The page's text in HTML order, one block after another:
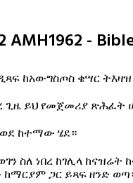
-
ከአውግስጦስ ቄሣር
ጊዜ ይህ የመጀመሪያ ጽሕፈት
ከተማው ሄደ።
ስለ ነበረ ከገሊላ
ከማርያም ጋር ይጻፍ ዘንድ